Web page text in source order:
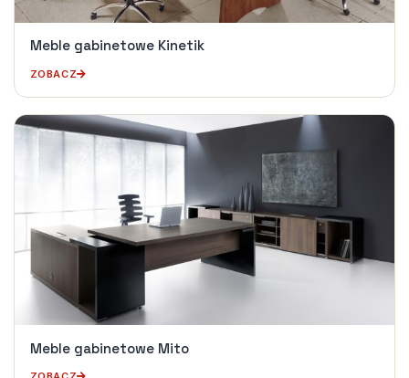
Meble gabinetowe Kinetik
ZOBACZ
Meble gabinetowe Mito